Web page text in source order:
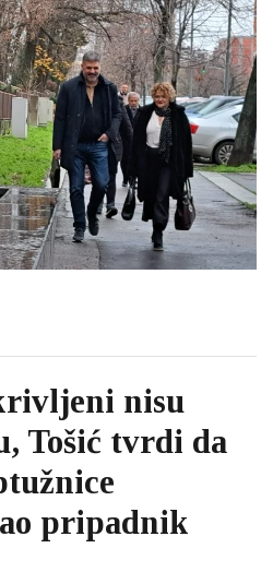
nisu
Tošić tvrdi da
pripadnik